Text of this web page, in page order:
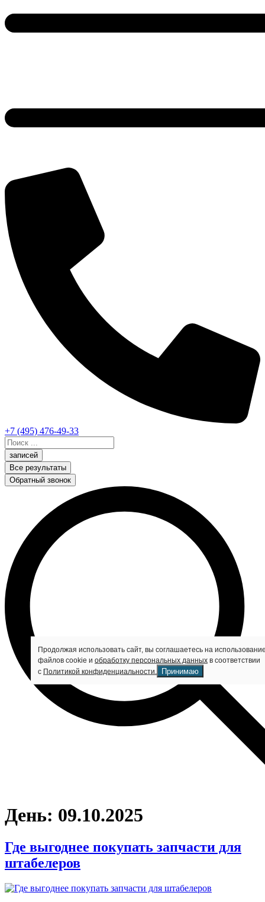
+7 (495) 476-49-33
Search
...записей
Все результаты
Обратный звонок
День: 09.10.2025
Где выгоднее покупать запчасти для
штабелеров
Продолжая использовать сайт, вы соглашаетесь на
файлов cookie и обработку персональных данных в соответствии
с Политикой конфиденциальности. Принимаю